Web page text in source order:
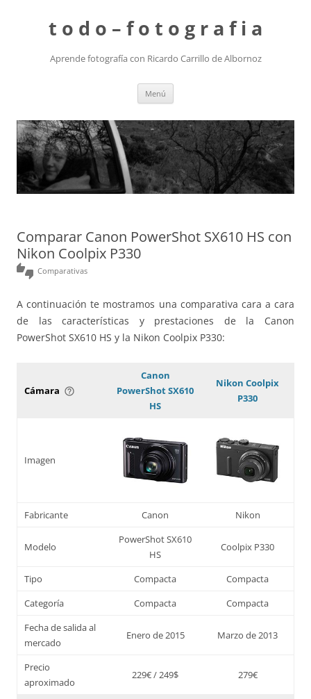
t o d o – f o t o g r a f i a
Aprende fotografía con Ricardo Carrillo de Albornoz
Menú
Comparar Canon PowerShot SX610 HS con
Nikon Coolpix P330
thumbs_up_down Comparativas
A continuación te mostramos una comparativa cara a cara
de las características y prestaciones de la Canon
PowerShot SX610 HS y la Nikon Coolpix P330:
Cámara help_outline
Canon
PowerShot SX610
HS
Nikon Coolpix
P330
Imagen
Fabricante Canon Nikon
Modelo
PowerShot SX610
HS
Coolpix P330
Tipo Compacta
Compacta
Categoría
Compacta
Compacta
Fecha de salida al
mercado
Enero de 2015 Marzo de 2013
Precio
aproximado
229€ / 249$ 279€